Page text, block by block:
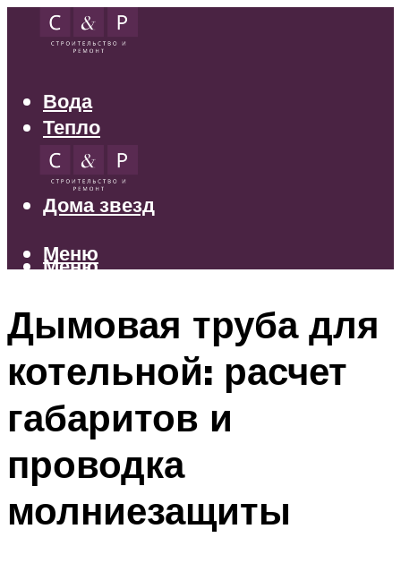
Вода
Тепло
Электрика
Свет
Дома звезд
Меню
Меню
Дымовая труба для
котельной: расчет
габаритов и
проводка
молниезащиты